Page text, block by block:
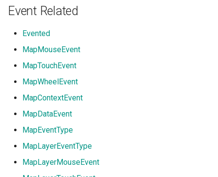
Event Related
Evented
MapMouseEvent
MapTouchEvent
MapWheelEvent
MapContextEvent
MapDataEvent
MapEventType
MapLayerEventType
MapLayerMouseEvent